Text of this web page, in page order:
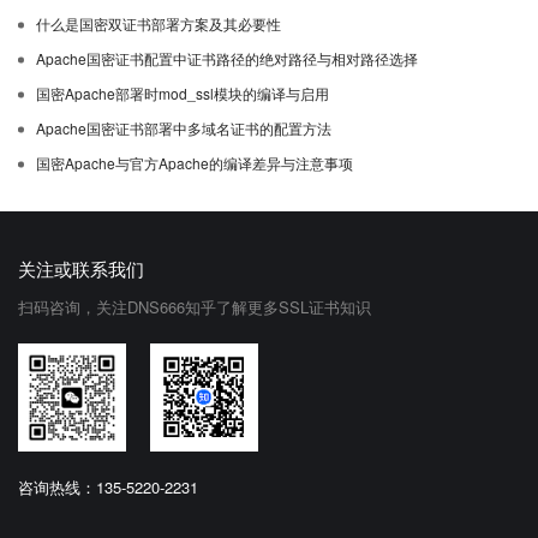
什么是国密双证书部署方案及其必要性
Apache国密证书配置中证书路径的绝对路径与相对路径选择
国密Apache部署时mod_ssl模块的编译与启用
Apache国密证书部署中多域名证书的配置方法
国密Apache与官方Apache的编译差异与注意事项
关注或联系我们
扫码咨询，关注DNS666知乎了解更多SSL证书知识
咨询热线：135-5220-2231